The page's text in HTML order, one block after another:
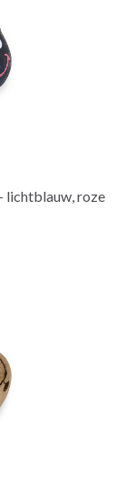
lichtblauw, roze